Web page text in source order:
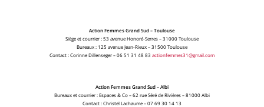
Action Femmes Grand Sud – Toulouse
Siège et courrier : 53 avenue Honoré-Serres – 31000 Toulouse
Bureaux : 125 avenue Jean-Rieux – 31500 Toulouse
Contact : Corinne Dillenseger – 06 51 31 48 83 actionfemmes31@gmail.com
Action Femmes Grand Sud – Albi
Bureaux et courrier : Espaces & Co – 62 rue Séré de Rivières – 81000 Albi
Contact : Christel Lachaume – 07 69 30 14 13